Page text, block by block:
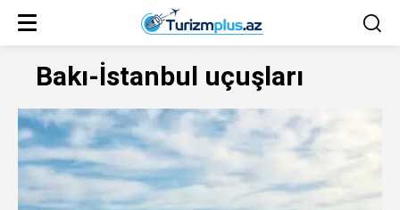
Bakı-İstanbul uçuşları